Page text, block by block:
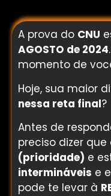
A prova do CNU
AGOSTO de 2024
momento de
Hoje, sua maior
nessa reta final?
Antes de
preciso dizer que
(prioridade) e
intermináveis e
pode te levar à